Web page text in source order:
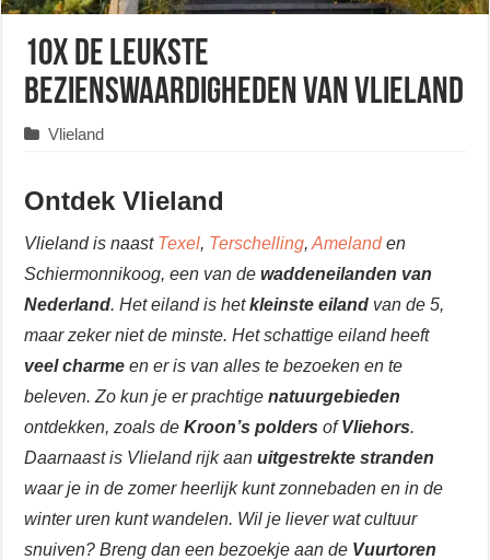
10x de leukste
bezienswaardigheden van Vlieland
Vlieland
Ontdek Vlieland
Vlieland is naast Texel, Terschelling,Amelanden
Schiermonnikoog, een van dewaddeneilanden van
Nederland. Het eiland is hetkleinste eiland van de 5,
maar zeker niet de minste. Het schattige eiland heeft
veel charme en er is van alles te bezoeken en te
beleven. Zo kun je er prachtigenatuurgebieden
ontdekken, zoals deKroon’s polders ofVliehors.
Daarnaast is Vlieland rijk aanuitgestrekte stranden
waar je in de zomer heerlijk kunt zonnebaden en in de
winter uren kunt wandelen. Wil je liever wat cultuur
snuiven? Breng dan een bezoekje aan de Vuurtoren